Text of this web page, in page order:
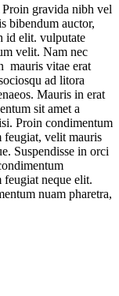
gravida nibh vel
bibendum auctor,
id elit. vulputate
velit. Nam nec
mauris vitae erat
ad litora
Mauris in erat
sit amet a
Proin condimentum
feugiat, velit mauris
Suspendisse in orci
feugiat neque elit.
nuam pharetra,